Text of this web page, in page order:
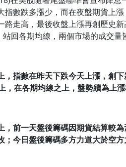
指數跌多漲少，而在夜盤期貨上
路走高，最後收盤上漲再創歷史
站回各期均線，兩個市場的成交量
，指數在昨天下跌今天上漲，創
，在各期均線之上，盤勢續為上漲
，前一天盤後籌碼因期貨結算較
；今日盤後籌碼多方力道大於空方